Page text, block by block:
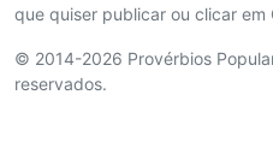
que quiser publicar ou clicar em
© 2014-2026 Provérbios
reservados.